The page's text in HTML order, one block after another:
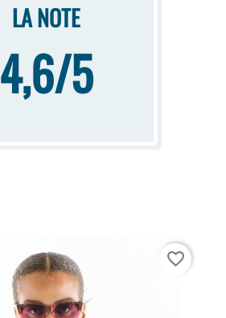
LA NOTE
4,6/5
favorite_border